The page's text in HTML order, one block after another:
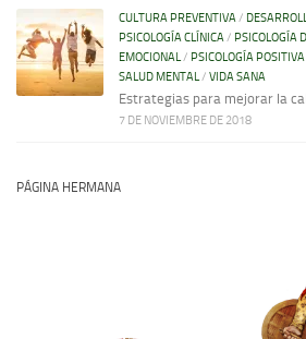
CULTURA PREVENTIVA/
PSICOLOGÍA CLÍNICA/ PSICOLOGÍA
EMOCIONAL/ PSICOLOGÍA POSITIVA
SALUD MENTAL/ VIDA SANA
Estrategias para mejorar la
7 DE NOVIEMBRE DE 2018
PÁGINA HERMANA